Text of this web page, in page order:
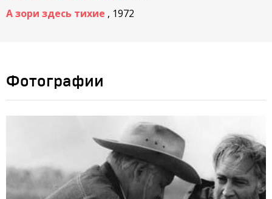
А зори здесь тихие , 1972
Фотографии